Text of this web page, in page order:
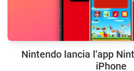
Nintendo lancia l’app
iPhone